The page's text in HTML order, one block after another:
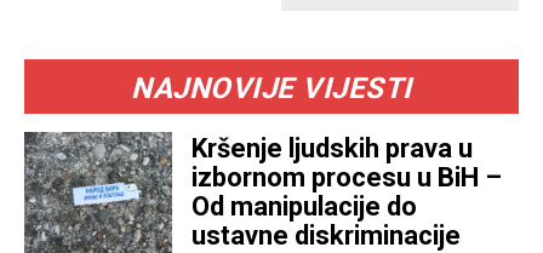
NAJNOVIJE VIJESTI
Kršenje ljudskih prava u
izbornom procesu u BiH –
Od manipulacije do
ustavne diskriminacije